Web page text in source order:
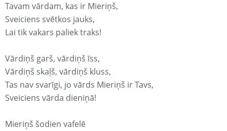
Tavam vārdam, kas ir Mieriņš,
Sveiciens svētkos jauks,
Lai tik vakars paliek traks!
Vārdiņš garš, vārdiņš īss,
Vārdiņš skaļš, vārdiņš kluss,
Tas nav svarīgi, jo vārds Mieriņš ir Tavs,
Sveiciens vārda dieniņā!
Mieriņš šodien vafelē